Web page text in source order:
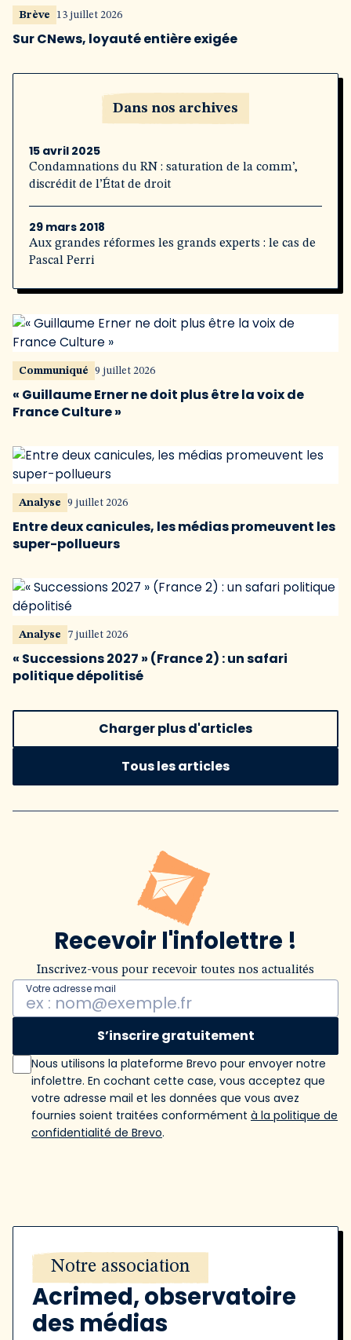
Brève 13 juillet 2026
Sur CNews, loyauté entière exigée
Dans nos archives
15 avril 2025
Condamnations du RN : saturation de la comm’,
discrédit de l’État de droit
29 mars 2018
Aux grandes réformes les grands experts : le cas de
Pascal Perri
Communiqué 9 juillet 2026
« Guillaume Erner ne doit plus être la voix de
France Culture »
Analyse 9 juillet 2026
Entre deux canicules, les médias promeuvent les
super-pollueurs
Analyse 7 juillet 2026
« Successions 2027 » (France 2) : un safari
politique dépolitisé
Charger plus d'articles
Tous les articles
Recevoir l'infolettre !
Inscrivez-vous pour recevoir toutes nos actualités
Votre adresse mail
S’inscrire gratuitement
Nous utilisons la plateforme Brevo pour envoyer notre
infolettre. En cochant cette case, vous acceptez que
votre adresse mail et les données que vous avez
fournies soient traitées conformément à la politique de
confidentialité de Brevo.
Notre association
Acrimed, observatoire
des médias